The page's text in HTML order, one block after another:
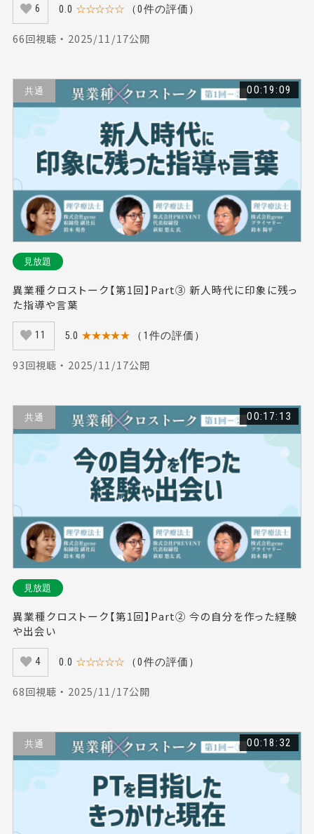
6 0.0 ☆☆☆☆☆ （0件の評価）
66回視聴 ・ 2025/11/17公開
共通 00:19:09
見放題
異業種クロストーク【第1回】Part③ 新人時代に印象に残っ
た指導や言葉
11 5.0 ★★★★★ （1件の評価）
93回視聴 ・ 2025/11/17公開
共通 00:17:13
見放題
異業種クロストーク【第1回】Part② 今の自分を作った経験
や出会い
4 0.0 ☆☆☆☆☆ （0件の評価）
68回視聴 ・ 2025/11/17公開
共通 00:18:32